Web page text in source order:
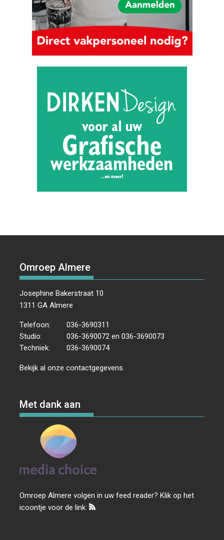
Omroep Almere
Josephine Bakerstraat 10
1311 GA Almere
Telefoon:
036-3690311
Studio:
036-3690072 en 036-3690073
Techniek:
036-3690074
Bekijk al onzecontactgegevens
Met dank aan
Omroep Almere volgen in uw feed reader? Klik op het
icoontje voor de link: